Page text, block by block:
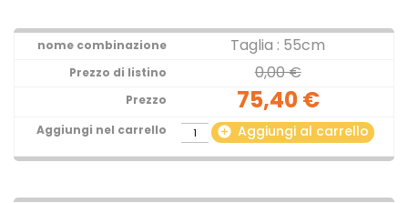
Taglia : 55cm
0,00 €
75,40 €
add_circle Aggiungi al carrello